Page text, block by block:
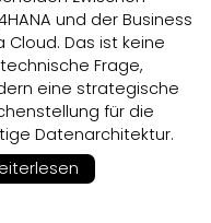
und der Business
Cloud. Das ist keine
Frage,
eine strategische
für die
Datenarchitektur.